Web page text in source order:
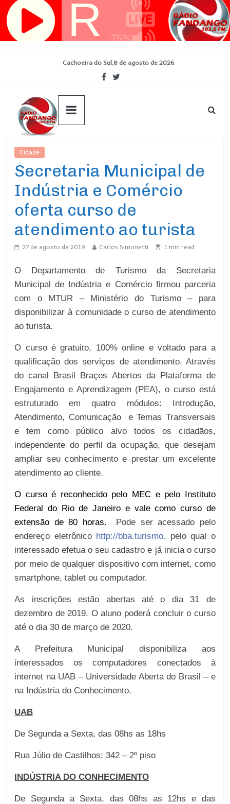
Pular
para
Cachoeira do Sul,8 de agosto de 2026
Cidade
Secretaria Municipal de
Indústria e Comércio
oferta curso de
atendimento ao turista
27 de agosto de 2019 Carlos Simonetti 1 min read
O Departamento de Turismo da Secretaria
Municipal de Indústria e Comércio firmou parceria
com o MTUR – Ministério do Turismo – para
disponibilizar à comunidade o curso de atendimento
ao turista.
O curso é gratuito, 100% online e voltado para a
qualificação dos serviços de atendimento. Através
do canal Brasil Braços Abertos da Plataforma de
Engajamento e Aprendizagem (PEA), o curso está
estruturado em quatro módulos: Introdução,
Atendimento, Comunicação e Temas Transversais
e tem como público alvo todos os cidadãos,
independente do perfil da ocupação, que desejam
ampliar seu conhecimento e prestar um excelente
atendimento ao cliente.
O curso é reconhecido pelo MEC e pelo Instituto
Federal do Rio de Janeiro e vale como curso de
extensão de 80 horas. Pode ser acessado pelo
endereço eletrônico http://bba.turismo. pelo qual o
interessado efetua o seu cadastro e já inicia o curso
por meio de qualquer dispositivo com internet, como
smartphone, tablet ou computador.
As inscrições estão abertas até o dia 31 de
dezembro de 2019. O aluno poderá concluir o curso
até o dia 30 de março de 2020.
A Prefeitura Municipal disponibiliza aos
interessados os computadores conectados à
internet na UAB – Universidade Aberta do Brasil – e
na Indústria do Conhecimento.
UAB
De Segunda a Sexta, das 08hs as 18hs
Rua Júlio de Castilhos; 342 – 2º piso
INDÚSTRIA DO CONHECIMENTO
De Segunda a Sexta, das 08hs as 12hs e das